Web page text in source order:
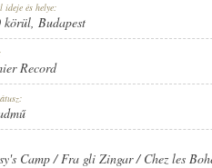
ideje és helye:
körül, Budapest
Record
Camp / Fra gli Zingar / Chez les